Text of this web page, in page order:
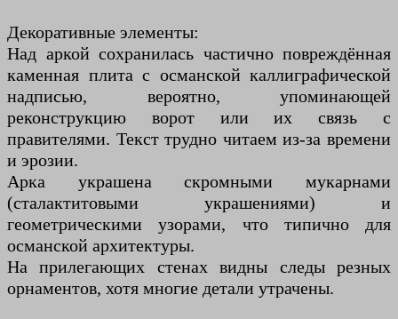
Декоративные элементы:
Над аркой сохранилась частично повреждённая
каменная плита с османской каллиграфической
надписью, вероятно, упоминающей
реконструкцию ворот или их связь с
правителями. Текст трудно читаем из-за времени
и эрозии.
Арка украшена скромными мукарнами
(сталактитовыми украшениями) и
геометрическими узорами, что типично для
османской архитектуры.
На прилегающих стенах видны следы резных
орнаментов, хотя многие детали утрачены.